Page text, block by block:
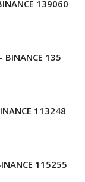
139060
135
113248
115255